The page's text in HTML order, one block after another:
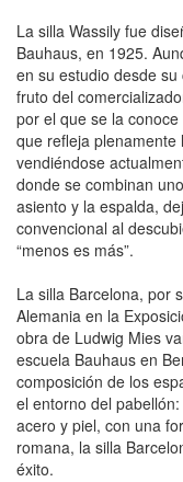
La silla Wassily fue
Bauhaus, en 1925.
en su estudio desde
fruto del
por el que se la
que refleja plenamente
vendiéndose
donde se combinan
asiento y la espalda,
convencional al
“menos es más”.
La silla Barcelona, por
Alemania en la
obra de Ludwig Mies
escuela Bauhaus en
composición de los
el entorno del
acero y piel, con una
romana, la silla
éxito.